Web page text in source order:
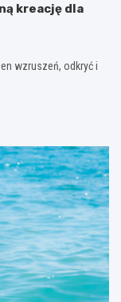
kreację dla
wzruszeń, odkryć i